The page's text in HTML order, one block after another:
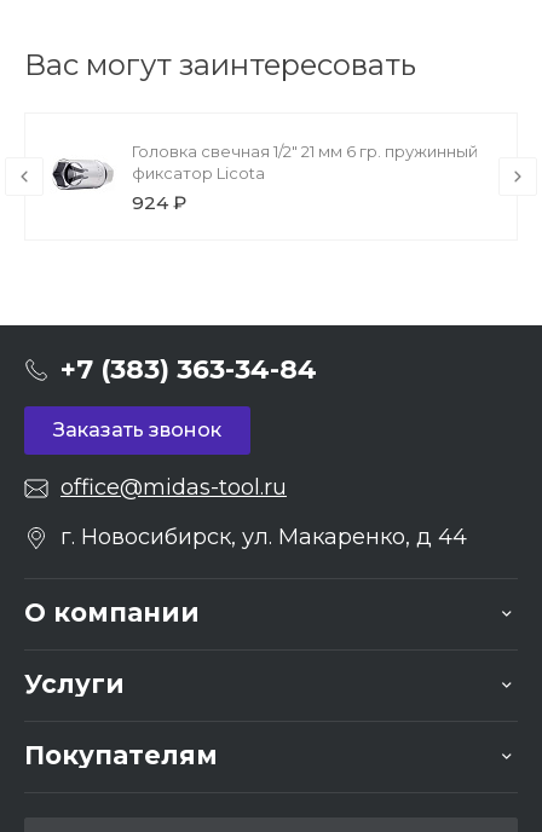
Вас могут заинтересовать
Головка свечная 1/2" 21 мм 6 гр. пружинный
фиксатор Licota
924 ₽
+7 (383) 363-34-84
Заказать звонок
office@midas-tool.ru
г. Новосибирск, ул. Макаренко, д 44
О компании
Услуги
Покупателям